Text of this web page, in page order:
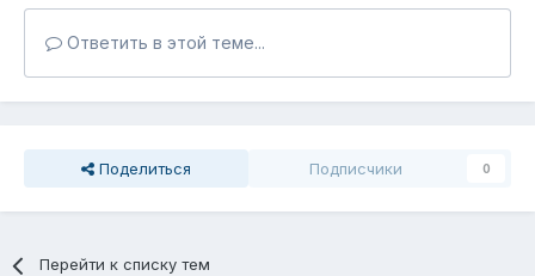
Ответить в этой теме...
Поделиться Подписчики 0
Перейти к списку тем